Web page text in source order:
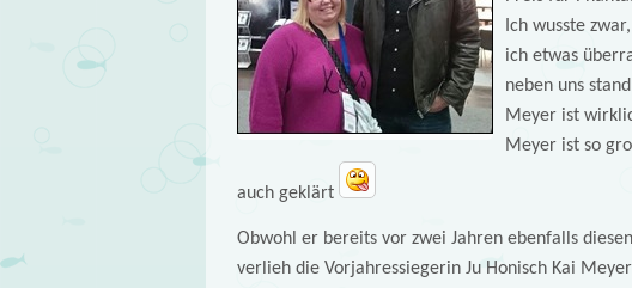
Ich wusste
ich etwas
neben uns
Meyer ist
Meyer ist so
auch geklärt
Obwohl er bereits vor zwei Jahren ebenfalls
verlieh die Vorjahressiegerin Ju Honisch Kai